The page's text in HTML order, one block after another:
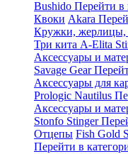
Bushido Перейти в
Квоки Akara
Кружки, жерлицы,
Три кита A-Elita
Аксессуары и
Savage Gear
Аксессуары для
Prologic Nautilus
Аксессуары и
Stonfo Stinger
Отцепы Fish Gold
Перейти в